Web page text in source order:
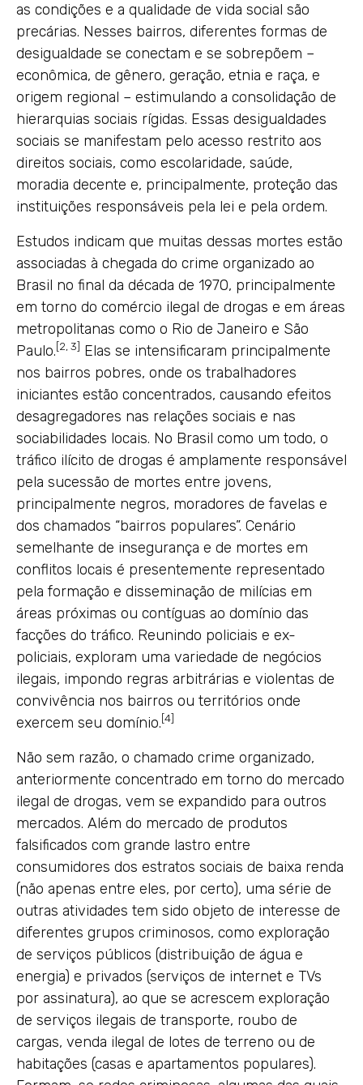
as condições e a qualidade de vida social são
precárias. Nesses bairros, diferentes formas de
desigualdade se conectam e se sobrepõem –
econômica, de gênero, geração, etnia e raça, e
origem regional – estimulando a consolidação de
hierarquias sociais rígidas. Essas desigualdades
sociais se manifestam pelo acesso restrito aos
direitos sociais, como escolaridade, saúde,
moradia decente e, principalmente, proteção das
instituições responsáveis ​​pela lei e pela ordem.
Estudos indicam que muitas dessas mortes estão
associadas à chegada do crime organizado ao
Brasil no final da década de 1970, principalmente
em torno do comércio ilegal de drogas e em áreas
metropolitanas como o Rio de Janeiro e São
Paulo.[2, 3] Elas se intensificaram principalmente
nos bairros pobres, onde os trabalhadores
iniciantes estão concentrados, causando efeitos
desagregadores nas relações sociais e nas
sociabilidades locais. No Brasil como um todo, o
tráfico ilícito de drogas é amplamente responsável
pela sucessão de mortes entre jovens,
principalmente negros, moradores de favelas e
dos chamados “bairros populares”. Cenário
semelhante de insegurança e de mortes em
conflitos locais é presentemente representado
pela formação e disseminação de milícias em
áreas próximas ou contíguas ao domínio das
facções do tráfico. Reunindo policiais e ex-
policiais, exploram uma variedade de negócios
ilegais, impondo regras arbitrárias e violentas de
convivência nos bairros ou territórios onde
exercem seu domínio.[4]
Não sem razão, o chamado crime organizado,
anteriormente concentrado em torno do mercado
ilegal de drogas, vem se expandido para outros
mercados. Além do mercado de produtos
falsificados com grande lastro entre
consumidores dos estratos sociais de baixa renda
(não apenas entre eles, por certo), uma série de
outras atividades tem sido objeto de interesse de
diferentes grupos criminosos, como exploração
de serviços públicos (distribuição de água e
energia) e privados (serviços de internet e TVs
por assinatura), ao que se acrescem exploração
de serviços ilegais de transporte, roubo de
cargas, venda ilegal de lotes de terreno ou de
habitações (casas e apartamentos populares).